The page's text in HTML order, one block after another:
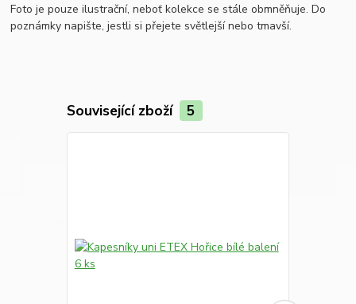
Foto je pouze ilustrační, neboť kolekce se stále obmněňuje. Do
poznámky napište, jestli si přejete světlejší nebo tmavší.
Související zboží 5